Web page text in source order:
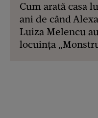
Cum arată casa
ani de când
Luiza Melencu
locuința